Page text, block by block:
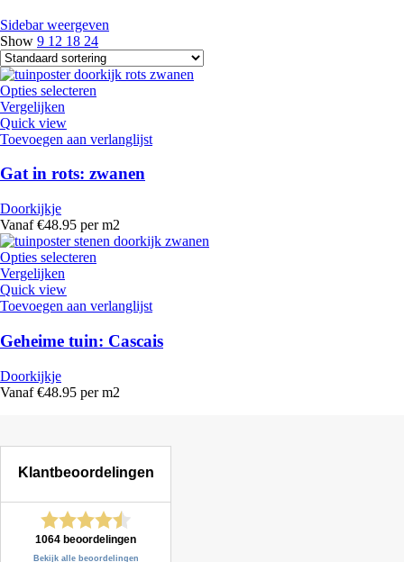
Sidebar weergeven
Show 9 12 18 24
Opties selecteren
Vergelijken
Quick view
Toevoegen aan verlanglijst
Gat in rots: zwanen
Doorkijkje
Vanaf €48.95 per m2
Opties selecteren
Vergelijken
Quick view
Toevoegen aan verlanglijst
Geheime tuin: Cascais
Doorkijkje
Vanaf €48.95 per m2